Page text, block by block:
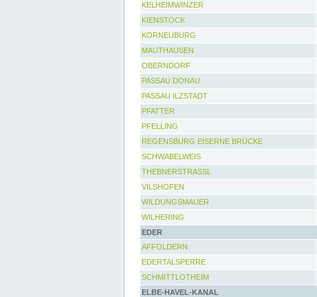
KELHEIMWINZER
KIENSTOCK
KORNEUBURG
MAUTHAUSEN
OBERNDORF
PASSAU DONAU
PASSAU ILZSTADT
PFATTER
PFELLING
REGENSBURG EISERNE BRÜCKE
SCHWABELWEIS
THEBNERSTRASSL
VILSHOFEN
WILDUNGSMAUER
WILHERING
EDER
AFFOLDERN
EDERTALSPERRE
SCHMITTLOTHEIM
ELBE-HAVEL-KANAL